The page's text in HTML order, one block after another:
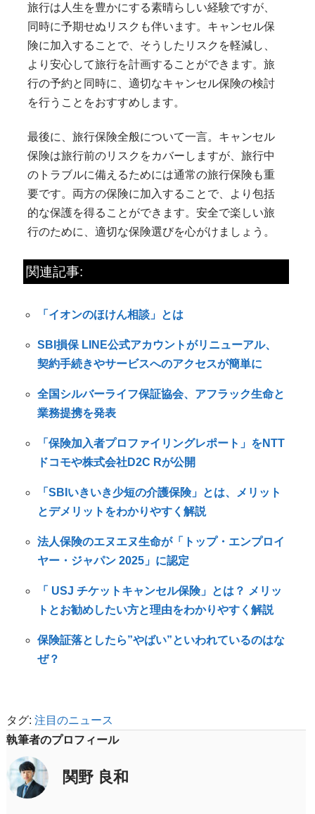
旅行は人生を豊かにする素晴らしい経験ですが、
同時に予期せぬリスクも伴います。キャンセル保
険に加入することで、そうしたリスクを軽減し、
より安心して旅行を計画することができます。旅
行の予約と同時に、適切なキャンセル保険の検討
を行うことをおすすめします。
最後に、旅行保険全般について一言。キャンセル
保険は旅行前のリスクをカバーしますが、旅行中
のトラブルに備えるためには通常の旅行保険も重
要です。両方の保険に加入することで、より包括
的な保護を得ることができます。安全で楽しい旅
行のために、適切な保険選びを心がけましょう。
関連記事:
「イオンのほけん相談」とは
SBI損保 LINE公式アカウントがリニューアル、
契約手続きやサービスへのアクセスが簡単に
全国シルバーライフ保証協会、アフラック生命と
業務提携を発表
「保険加入者プロファイリングレポート」をNTT
ドコモや株式会社D2C Rが公開
「SBIいきいき少短の介護保険」とは、メリット
とデメリットをわかりやすく解説
法人保険のエヌエヌ生命が「トップ・エンプロイ
ヤー・ジャパン 2025」に認定
「 USJ チケットキャンセル保険」とは？ メリッ
トとお勧めしたい方と理由をわかりやすく解説
保険証落としたら”やばい”といわれているのはな
ぜ？
タグ: 注目のニュース
執筆者のプロフィール
関野 良和